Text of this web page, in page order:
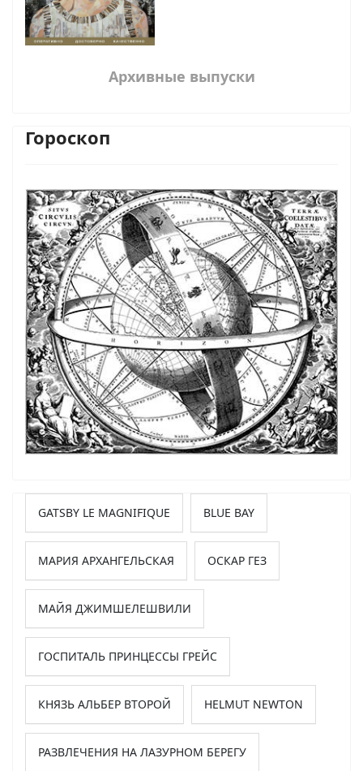
Архивные выпуски
Гороскоп
GATSBY LE MAGNIFIQUE BLUE BAY
МАРИЯ АРХАНГЕЛЬСКАЯ ОСКАР ГЕЗ
МАЙЯ ДЖИМШЕЛЕШВИЛИ
ГОСПИТАЛЬ ПРИНЦЕССЫ ГРЕЙС
КНЯЗЬ АЛЬБЕР ВТОРОЙ HELMUT NEWTON
РАЗВЛЕЧЕНИЯ НА ЛАЗУРНОМ БЕРЕГУ